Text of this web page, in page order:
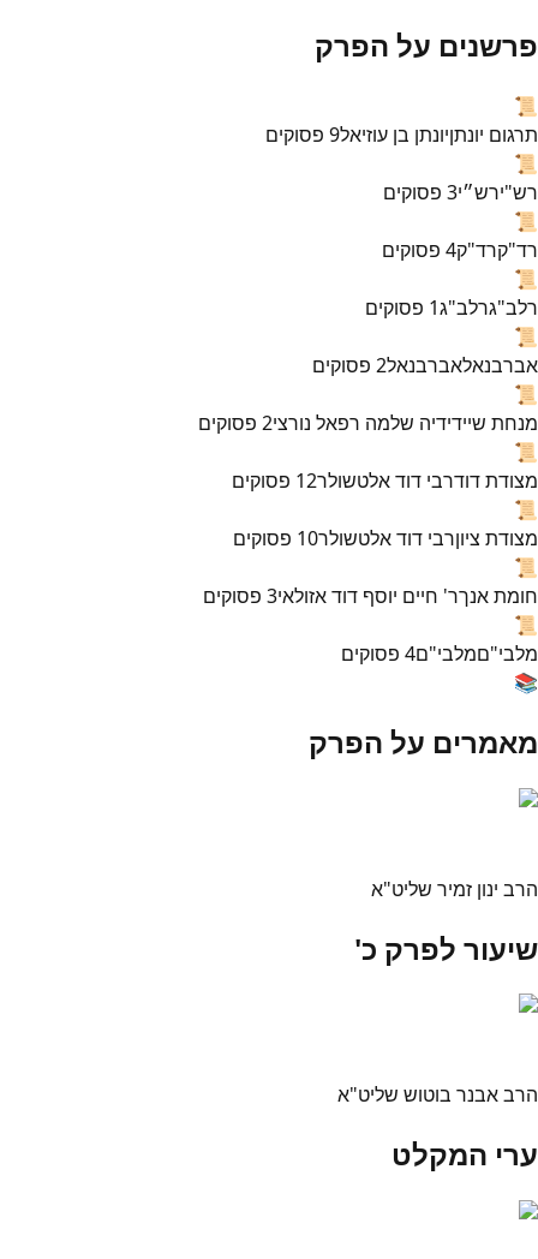
פרשנים על הפרק
📜
תרגום יונתןיונתן בן עוזיאל9 פסוקים
📜
רש"ירש״י3 פסוקים
📜
רד"קרד"ק4 פסוקים
📜
רלב"גרלב"ג1 פסוקים
📜
אברבנאלאברבנאל2 פסוקים
📜
מנחת שיידידיה שלמה רפאל נורצי2 פסוקים
📜
מצודת דודרבי דוד אלטשולר12 פסוקים
📜
מצודת ציוןרבי דוד אלטשולר10 פסוקים
📜
חומת אנךר' חיים יוסף דוד אזולאי3 פסוקים
📜
מלבי"םמלבי"ם4 פסוקים
📚
מאמרים על הפרק
הרב ינון זמיר שליט"א
שיעור לפרק כ'
הרב אבנר בוטוש שליט"א
ערי המקלט